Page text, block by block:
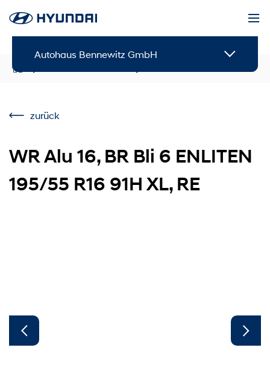
Autohaus Bennewitz GmbH
zurück
WR Alu 16, BR Bli 6 ENLITEN
195/55 R16 91H XL, RE